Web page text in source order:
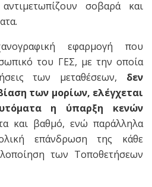
σοβαρά και
εφαρμογή που
του ΓΕΣ, με την οποία
των μεταθέσεων, δεν
των μορίων, ελέγχεται
η ύπαρξη κενών
και βαθμό, ενώ παράλληλα
επάνδρωση της κάθε
των Τοποθετήσεων